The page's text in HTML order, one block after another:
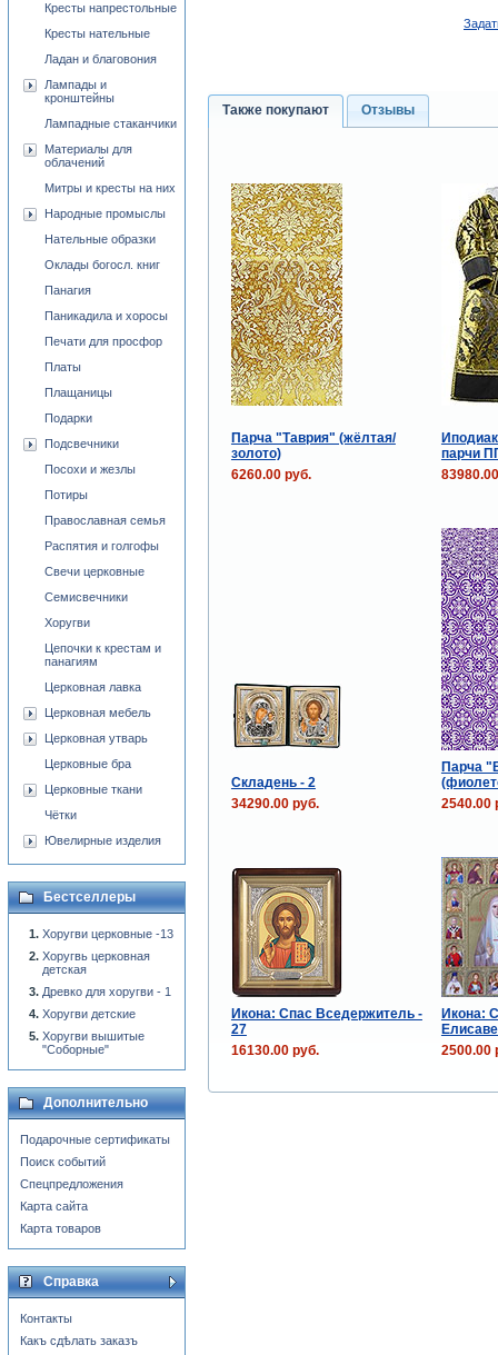
Также покупают Отзывы
Парча "Таврия" (жёлтая/
золото)
парчи
6260.00 руб.
Складень - 2
Парча
34290.00 руб.
2540.00
Икона: Спас Вседержитель -
27
Икона:
16130.00 руб.
2500.00
Кресты напрестольные
Кресты нательные
Ладан и благовония
Лампады и
кронштейны
Лампадные стаканчики
Материалы для
облачений
Митры и кресты на них
Народные промыслы
Нательные образки
Оклады богосл. книг
Панагия
Паникадила и хоросы
Печати для просфор
Платы
Плащаницы
Подарки
Подсвечники
Посохи и жезлы
Потиры
Православная семья
Распятия и голгофы
Свечи церковные
Семисвечники
Хоругви
Цепочки к крестам и
панагиям
Церковная лавка
Церковная мебель
Церковная утварь
Церковные бра
Церковные ткани
Чётки
Ювелирные изделия
Бестселлеры
Хоругви церковные -13
Хоругвь церковная
детская
Древко для хоругви - 1
Хоругви детские
Хоругви вышитые
"Соборные"
Дополнительно
Подарочные сертификаты
Поиск событий
Спецпредложения
Карта сайта
Карта товаров
Справка
Контакты
Какъ сдѣлать заказъ